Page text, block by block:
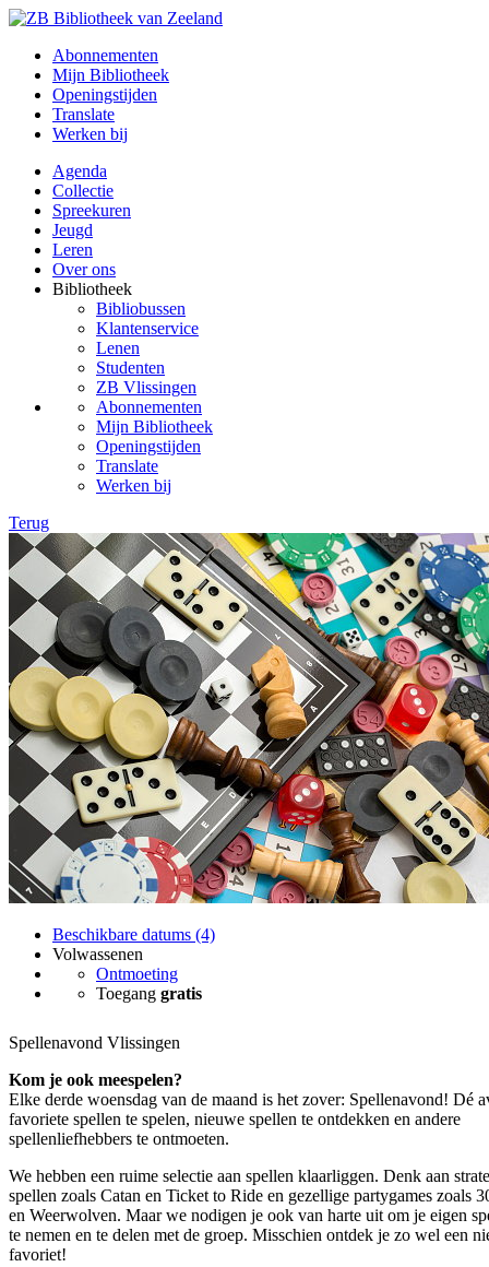
Abonnementen
Mijn Bibliotheek
Openingstijden
Translate
Werken bij
Agenda
Collectie
Spreekuren
Jeugd
Leren
Over ons
Bibliotheek
Bibliobussen
Klantenservice
Lenen
Studenten
ZB Vlissingen
Abonnementen
Mijn Bibliotheek
Openingstijden
Translate
Werken bij
Terug
Beschikbare datums (4)
Volwassenen
Ontmoeting
Toegang gratis
Spellenavond Vlissingen
Kom je ook meespelen?
Elke derde woensdag van de maand is het zover: Spellenavond! Dé
favoriete spellen te spelen, nieuwe spellen te ontdekken en andere
spellenliefhebbers te ontmoeten.
We hebben een ruime selectie aan spellen klaarliggen. Denk aan
spellen zoals Catan en Ticket to Ride en gezellige partygames zoals
en Weerwolven. Maar we nodigen je ook van harte uit om je eigen
te nemen en te delen met de groep. Misschien ontdek je zo wel een
favoriet!